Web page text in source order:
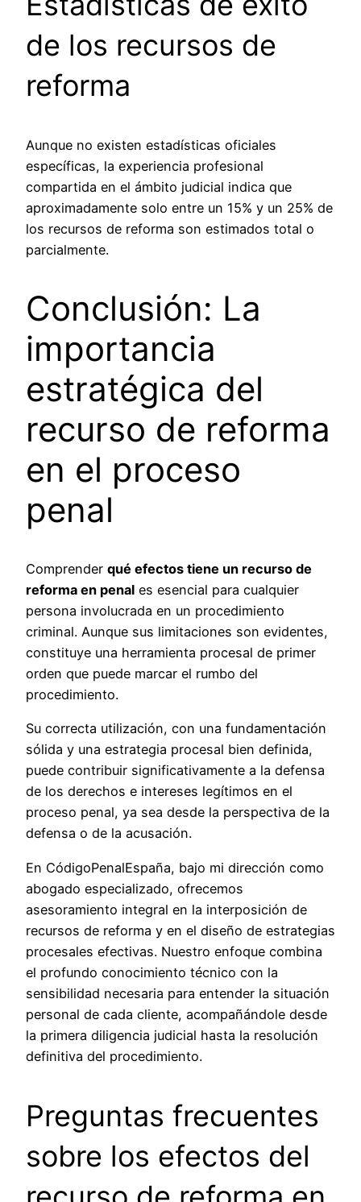
de los recursos de
reforma
Aunque no existen estadísticas oficiales
específicas, la experiencia profesional
compartida en el ámbito judicial indica que
aproximadamente solo entre un 15% y un 25% de
los recursos de reforma son estimados total o
parcialmente.
Conclusión: La
importancia
estratégica del
recurso de reforma
en el proceso
penal
Comprender qué efectos tiene un recurso de
reforma en penal es esencial para cualquier
persona involucrada en un procedimiento
criminal. Aunque sus limitaciones son evidentes,
constituye una herramienta procesal de primer
orden que puede marcar el rumbo del
procedimiento.
Su correcta utilización, con una fundamentación
sólida y una estrategia procesal bien definida,
puede contribuir significativamente a la defensa
de los derechos e intereses legítimos en el
proceso penal, ya sea desde la perspectiva de la
defensa o de la acusación.
En CódigoPenalEspaña, bajo mi dirección como
abogado especializado, ofrecemos
asesoramiento integral en la interposición de
recursos de reforma y en el diseño de estrategias
procesales efectivas. Nuestro enfoque combina
el profundo conocimiento técnico con la
sensibilidad necesaria para entender la situación
personal de cada cliente, acompañándole desde
la primera diligencia judicial hasta la resolución
definitiva del procedimiento.
Preguntas frecuentes
sobre los efectos del